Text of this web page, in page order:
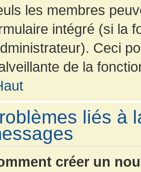
les membres
intégré (si la
Ceci
de la
liés à
créer un